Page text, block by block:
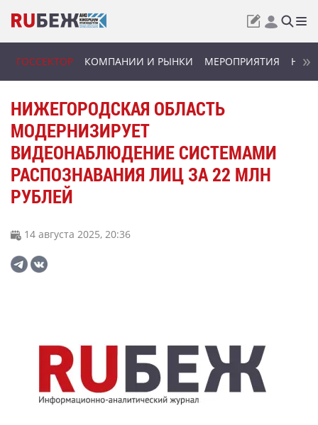
ГОССЕКТОР КОМПАНИИ И РЫНКИ МЕРОПРИЯТИЯ
НИЖЕГОРОДСКАЯ ОБЛАСТЬ
МОДЕРНИЗИРУЕТ
ВИДЕОНАБЛЮДЕНИЕ СИСТЕМАМИ
РАСПОЗНАВАНИЯ ЛИЦ ЗА 22 МЛН
РУБЛЕЙ
14 августа 2025, 20:36